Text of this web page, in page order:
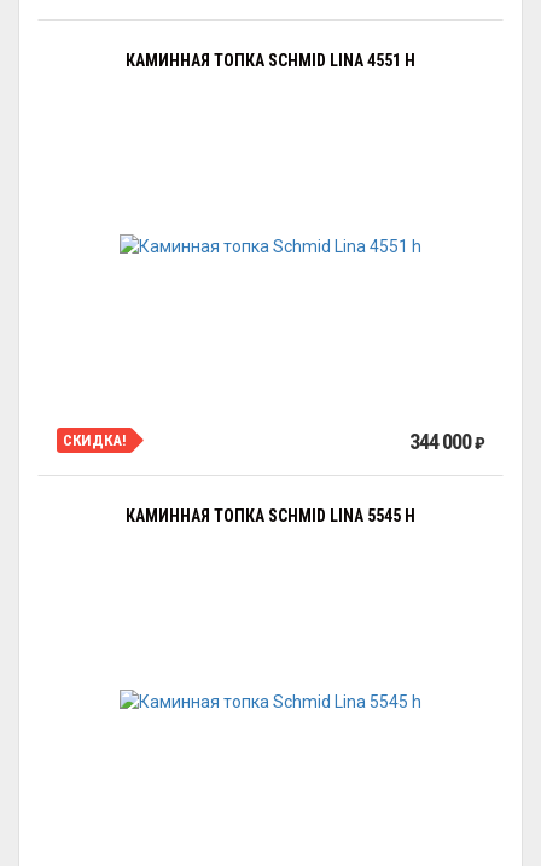
КАМИННАЯ ТОПКА SCHMID LINA 4551 H
СКИДКА! 344 000₽
КАМИННАЯ ТОПКА SCHMID LINA 5545 H